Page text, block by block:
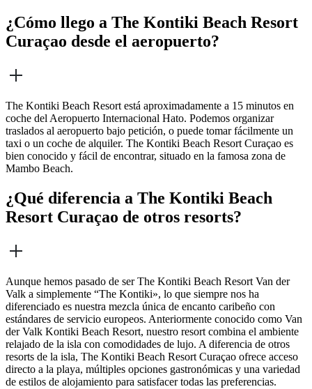
¿Cómo llego a The Kontiki Beach Resort
Curaçao desde el aeropuerto?
The Kontiki Beach Resort está aproximadamente a 15 minutos en
coche del Aeropuerto Internacional Hato. Podemos organizar
traslados al aeropuerto bajo petición, o puede tomar fácilmente un
taxi o un coche de alquiler. The Kontiki Beach Resort Curaçao es
bien conocido y fácil de encontrar, situado en la famosa zona de
Mambo Beach.
¿Qué diferencia a The Kontiki Beach
Resort Curaçao de otros resorts?
Aunque hemos pasado de ser The Kontiki Beach Resort Van der
Valk a simplemente “The Kontiki», lo que siempre nos ha
diferenciado es nuestra mezcla única de encanto caribeño con
estándares de servicio europeos. Anteriormente conocido como Van
der Valk Kontiki Beach Resort, nuestro resort combina el ambiente
relajado de la isla con comodidades de lujo. A diferencia de otros
resorts de la isla, The Kontiki Beach Resort Curaçao ofrece acceso
directo a la playa, múltiples opciones gastronómicas y una variedad
de estilos de alojamiento para satisfacer todas las preferencias.